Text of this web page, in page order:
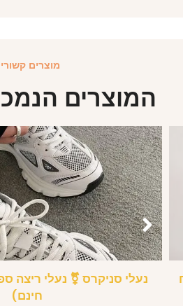
מוצרים
המוצרים
נעלי סניקרס ⚧ נעלי ריצה
חינם)